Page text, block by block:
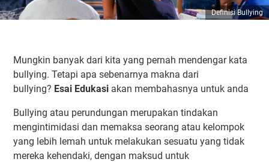
Definisi Bullying
Mungkin banyak dari kita yang pernah mendengar kata
bullying. Tetapi apa sebenarnya makna dari
bullying? Esai Edukasi akan membahasnya untuk anda
Bullying atau perundungan merupakan tindakan
mengintimidasi dan memaksa seorang atau kelompok
yang lebih lemah untuk melakukan sesuatu yang tidak
mereka kehendaki, dengan maksud untuk